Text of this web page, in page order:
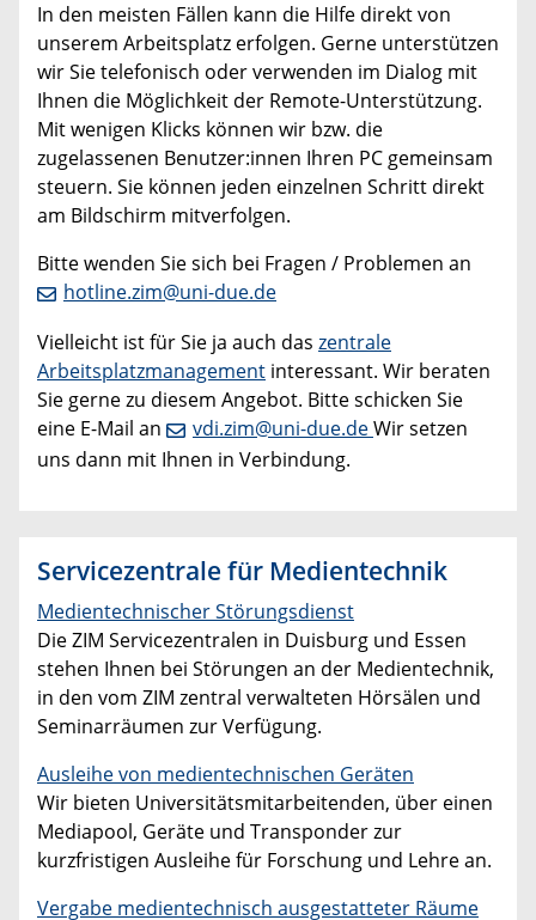
In den meisten Fällen kann die Hilfe direkt von
unserem Arbeitsplatz erfolgen. Gerne unterstützen
wir Sie telefonisch oder verwenden im Dialog mit
Ihnen die Möglichkeit der Remote-Unterstützung.
Mit wenigen Klicks können wir bzw. die
zugelassenen Benutzer:innen Ihren PC gemeinsam
steuern. Sie können jeden einzelnen Schritt direkt
am Bildschirm mitverfolgen.
Bitte wenden Sie sich bei Fragen / Problemen an
hotline.zim@uni-due.de
Vielleicht ist für Sie ja auch das zentrale
Arbeitsplatzmanagement interessant. Wir beraten
Sie gerne zu diesem Angebot. Bitte schicken Sie
eine E-Mail an
vdi.zim@uni-due.deWir setzen
uns dann mit Ihnen in Verbindung.
Servicezentrale für Medientechnik
Medientechnischer Störungsdienst
Die ZIM Servicezentralen in Duisburg und Essen
stehen Ihnen bei Störungen an der Medientechnik,
in den vom ZIM zentral verwalteten Hörsälen und
Seminarräumen zur Verfügung.
Ausleihe von medientechnischen Geräten
Wir bieten Universitätsmitarbeitenden, über einen
Mediapool, Geräte und Transponder zur
kurzfristigen Ausleihe für Forschung und Lehre an.
Vergabe medientechnisch ausgestatteter Räume